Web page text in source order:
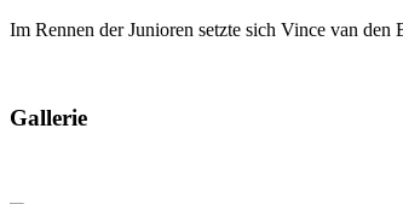
Im Rennen der Junioren setzte sich Vince van
Gallerie